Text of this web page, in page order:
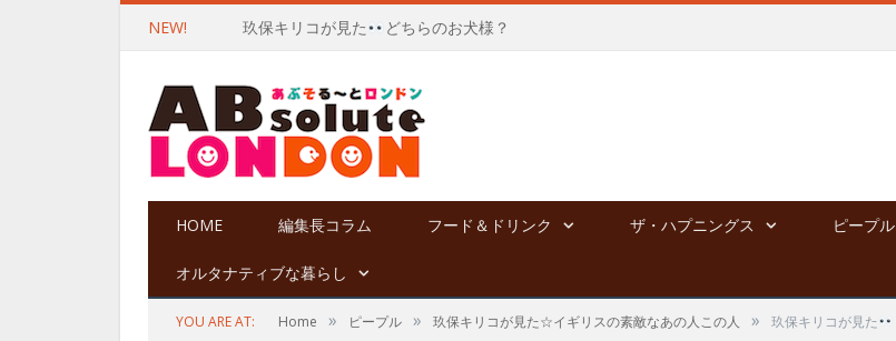
NEW! 玖保キリコが見た どちらのお犬様？
HOME 編集長コラム フード＆ドリンク ザ・ハプニングス ピープル
オルタナティブな暮らし
YOU ARE AT: Home » ピープル » 玖保キリコが見た☆イギリスの素敵なあの人この人 » 玖保キリコが見た